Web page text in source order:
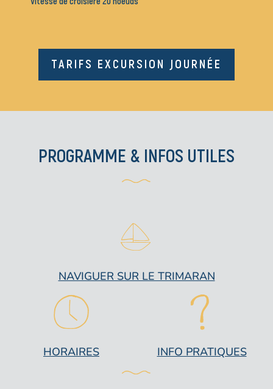
TARIFS EXCURSION JOURNÉE
PROGRAMME & INFOS UTILES
NAVIGUER SUR LE TRIMARAN
HORAIRES INFO PRATIQUES